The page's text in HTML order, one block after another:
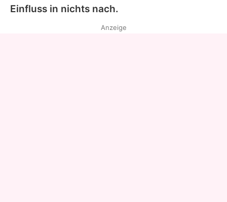
Einfluss in nichts nach.
Anzeige